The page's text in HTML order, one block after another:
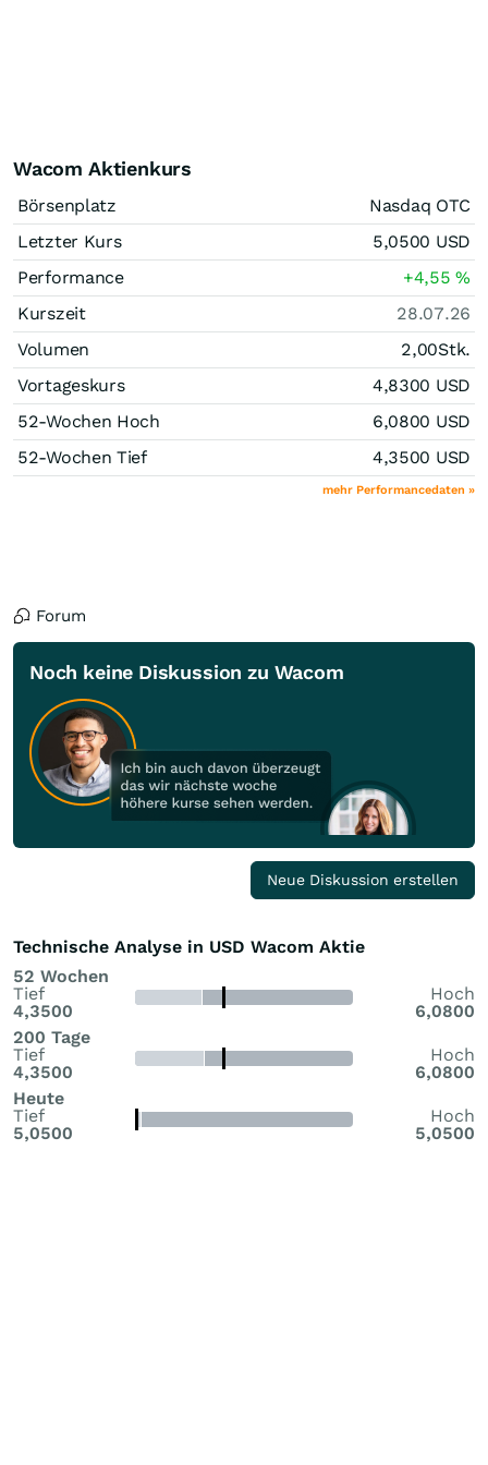
Wacom Aktienkurs
Börsenplatz
Nasdaq OTC
Letzter Kurs
5,0500 USD
Performance
+4,55%
Kurszeit
28.07.26
Volumen
2,00Stk.
Vortageskurs
4,8300 USD
52-Wochen Hoch
6,0800 USD
52-Wochen Tief
4,3500 USD
mehr Performancedaten »
Forum
Noch keine Diskussion zu Wacom
Neue Diskussion erstellen
Technische Analyse in USD Wacom Aktie
52 Wochen
Tief
4,3500
Hoch
6,0800
200 Tage
Tief
4,3500
Hoch
6,0800
Heute
Tief
5,0500
Hoch
5,0500